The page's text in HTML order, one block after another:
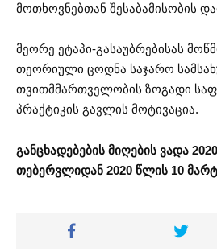
მოთხოვნებთან შესაბამისობის
მეორე ეტაპი-გასაუბრებისას
თეორიული ცოდნა საჯარო
თვითმმართველობის ზოგადი
პრაქტიკის გავლის მოტივაცია.
განცხადებების მიღების ვადა
თებერვლიდან 2020 წლის 10